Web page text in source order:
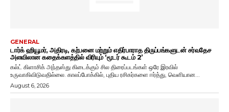
GENERAL
டார்க் ஹியூமர், அதிரடி, கற்பனை மற்றும் எதிர்பாராத திருப்பங்களுடன் சர்வதேச
அளவிலான கதைக்களத்தில் விரியும் ‘மூடர் கூடம் 2’
கல்ட் கிளாசிக் அந்தஸ்து கிடைக்கும் சில திரைப்படங்கள் ஒரே இரவில்
உருவாகிவிடுவதில்லை. காலப்போக்கில், புதிய ரசிகர்களை ஈர்த்து, வெளியான...
August 6, 2026